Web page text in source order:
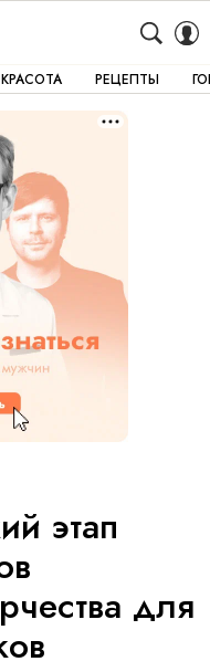
КРАСОТА РЕЦЕПТЫ
этап
для